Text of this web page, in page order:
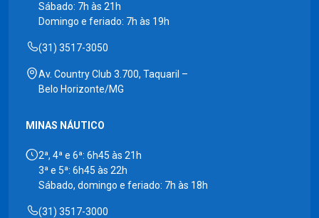
Sábado: 7h às 21h
Domingo e feriado: 7h às 19h
(31) 3517-3050
Av. Country Club 3.700, Taquaril –
Belo Horizonte/MG
MINAS NÁUTICO
2ª, 4ª e 6ª: 6h45 às 21h
3ª e 5ª: 6h45 às 22h
Sábado, domingo e feriado: 7h às 18h
(31) 3517-3000